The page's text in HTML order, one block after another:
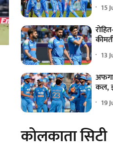
15
13
कल,
19
कोलकाता सिटी